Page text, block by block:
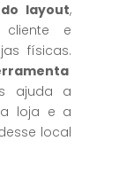
layout,
cliente e
físicas.
ajuda a
loja e a
local